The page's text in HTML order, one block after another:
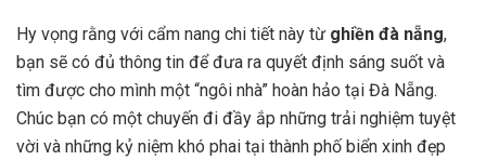
Hy vọng rằng với cẩm nang chi tiết này từ ghiền đà nẵng,
bạn sẽ có đủ thông tin để đưa ra quyết định sáng suốt và
tìm được cho mình một “ngôi nhà” hoàn hảo tại Đà Nẵng.
Chúc bạn có một chuyến đi đầy ắp những trải nghiệm tuyệt
vời và những kỷ niệm khó phai tại thành phố biển xinh đẹp